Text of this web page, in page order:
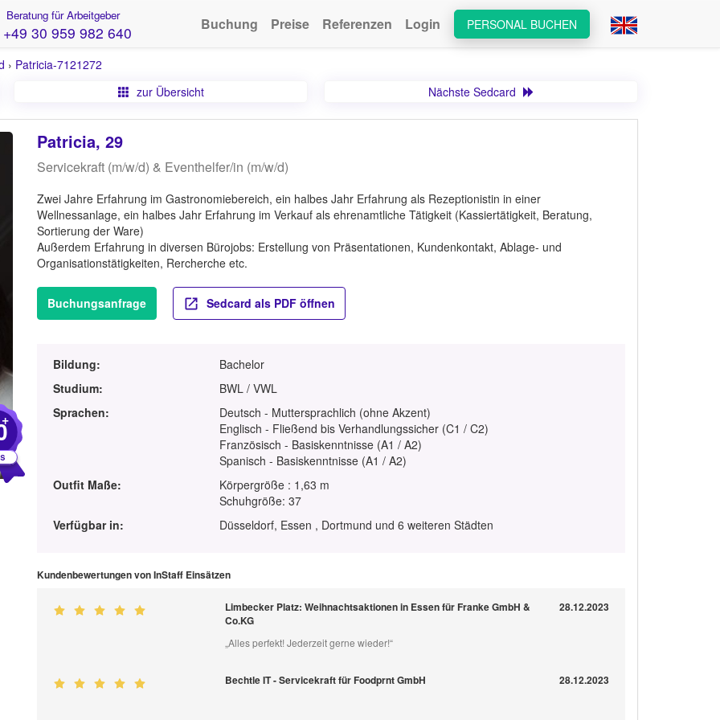
Beratung für Arbeitgeber
+49 30 959 982 640 PERSONAL BUCHEN
Buchung Preise Referenzen Login
› Patricia-7121272
zur Übersicht
Nächste Sedcard
+
Patricia, 29
Servicekraft (m/w/d) & Eventhelfer/in (m/w/d)
Zwei Jahre Erfahrung im Gastronomiebereich, ein halbes Jahr Erfahrung als Rezeptionistin in einer
Wellnessanlage, ein halbes Jahr Erfahrung im Verkauf als ehrenamtliche Tätigkeit (Kassiertätigkeit, Beratung,
Sortierung der Ware)
Außerdem Erfahrung in diversen Bürojobs: Erstellung von Präsentationen, Kundenkontakt, Ablage- und
Organisationstätigkeiten, Rercherche etc.
Buchungsanfrage Sedcard als PDF öffnen
Bildung:
Bachelor
Studium:
BWL / VWL
Sprachen:
Deutsch - Muttersprachlich (ohne Akzent)
Englisch - Fließend bis Verhandlungssicher (C1 / C2)
Französisch - Basiskenntnisse (A1 / A2)
Spanisch - Basiskenntnisse (A1 / A2)
Outfit Maße:
Körpergröße : 1,63 m
Schuhgröße: 37
Verfügbar in:
Düsseldorf, Essen , Dortmund und 6 weiteren Städten
Kundenbewertungen von InStaff Einsätzen
Limbecker Platz: Weihnachtsaktionen in Essen für Franke GmbH &
Co.KG
28.12.2023
„Alles perfekt! Jederzeit gerne wieder!“
Bechtle IT - Servicekraft für Foodprnt GmbH 28.12.2023